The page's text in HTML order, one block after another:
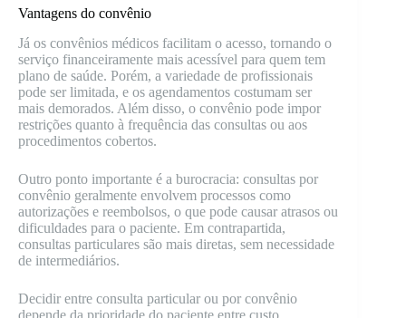
Vantagens do convênio
Já os convênios médicos facilitam o acesso, tornando o
serviço financeiramente mais acessível para quem tem
plano de saúde. Porém, a variedade de profissionais
pode ser limitada, e os agendamentos costumam ser
mais demorados. Além disso, o convênio pode impor
restrições quanto à frequência das consultas ou aos
procedimentos cobertos.
Outro ponto importante é a burocracia: consultas por
convênio geralmente envolvem processos como
autorizações e reembolsos, o que pode causar atrasos ou
dificuldades para o paciente. Em contrapartida,
consultas particulares são mais diretas, sem necessidade
de intermediários.
Decidir entre consulta particular ou por convênio
depende da prioridade do paciente entre custo,